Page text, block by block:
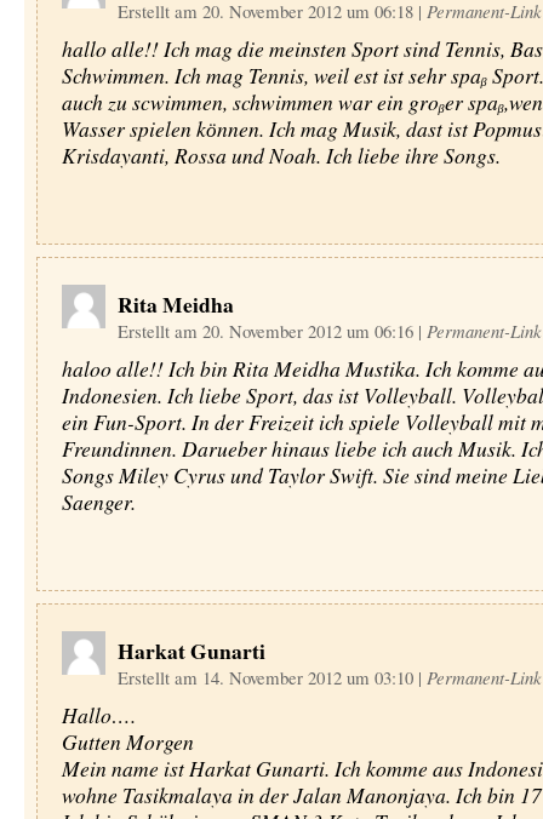
Erstellt am 20. November 2012 um 06:18 | Permanent-Link
hallo alle!! Ich mag die meinsten Sport sind Tennis,
Schwimmen. Ich mag Tennis, weil est ist sehr spaᵦ
auch zu scwimmen, schwimmen war ein groᵦer
Wasser spielen kӧnnen. Ich mag Musik, dast ist
Krisdayanti, Rossa und Noah. Ich liebe ihre Songs.
Rita Meidha
Erstellt am 20. November 2012 um 06:16 | Permanent-Link
haloo alle!! Ich bin Rita Meidha Mustika. Ich komme
Indonesien. Ich liebe Sport, das ist Volleyball.
ein Fun-Sport. In der Freizeit ich spiele Volleyball mit
Freundinnen. Darueber hinaus liebe ich auch Musik.
Songs Miley Cyrus und Taylor Swift. Sie sind meine
Saenger.
Harkat Gunarti
Erstellt am 14. November 2012 um 03:10 | Permanent-Link
Hallo….
Gutten Morgen
Mein name ist Harkat Gunarti. Ich komme aus
wohne Tasikmalaya in der Jalan Manonjaya. Ich bin